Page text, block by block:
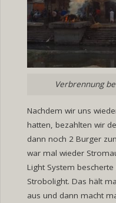
Verbrennung
Nachdem wir uns
hatten, bezahlten wir
dann noch 2 Burger
war mal wieder
Light System
Strobolight. Das hält
aus und dann macht